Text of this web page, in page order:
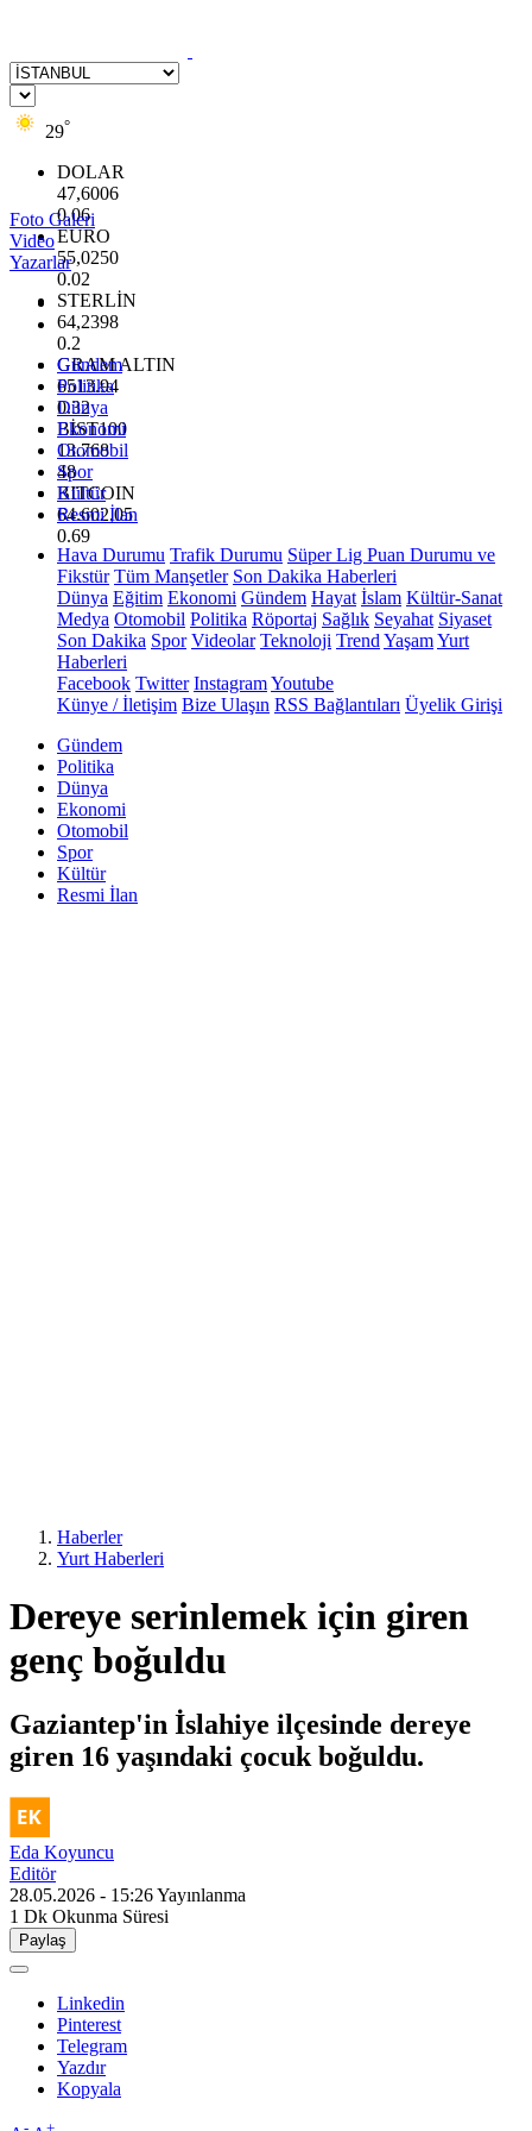
29°
DOLAR
47,6006
0.06
EURO
55,0250
0.02
STERLİN
64,2398
0.2
GRAM ALTIN
6513.94
0.32
BİST100
13.768
48
BITCOIN
64.602,05
0.69
Foto Galeri
Video
Yazarlar
Gündem
Politika
Dünya
Ekonomi
Otomobil
Spor
Kültür
Resmi İlan
Hava Durumu Trafik Durumu Süper Lig Puan Durumu ve
Fikstür Tüm Manşetler Son Dakika Haberleri
Dünya Eğitim Ekonomi Gündem Hayat İslam Kültür-Sanat
Medya Otomobil Politika Röportaj Sağlık Seyahat Siyaset
Son Dakika Spor Videolar Teknoloji Trend YaşamYurt
Haberleri
Facebook Twitter InstagramYoutube
Künye / İletişim Bize Ulaşın RSS Bağlantıları Üyelik Girişi
Gündem
Politika
Dünya
Ekonomi
Otomobil
Spor
Kültür
Resmi İlan
Haberler
Yurt Haberleri
Dereye serinlemek için giren
genç boğuldu
Gaziantep'in İslahiye ilçesinde dereye
giren 16 yaşındaki çocuk boğuldu.
Eda Koyuncu
Editör
28.05.2026 - 15:26Yayınlanma
1 Dk Okunma Süresi
Paylaş
Linkedin
Pinterest
Telegram
Yazdır
Kopyala